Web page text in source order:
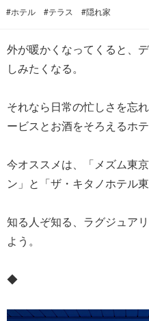
#ホテル #テラス #隠れ家
外が暖かくなってくると、
しみたくなる。
それなら日常の忙しさを忘
ービスとお酒をそろえるホテ
今オススメは、「メズム東
ン」と「ザ・キタノホテル東
知る人ぞ知る、ラグジュア
よう。
◆